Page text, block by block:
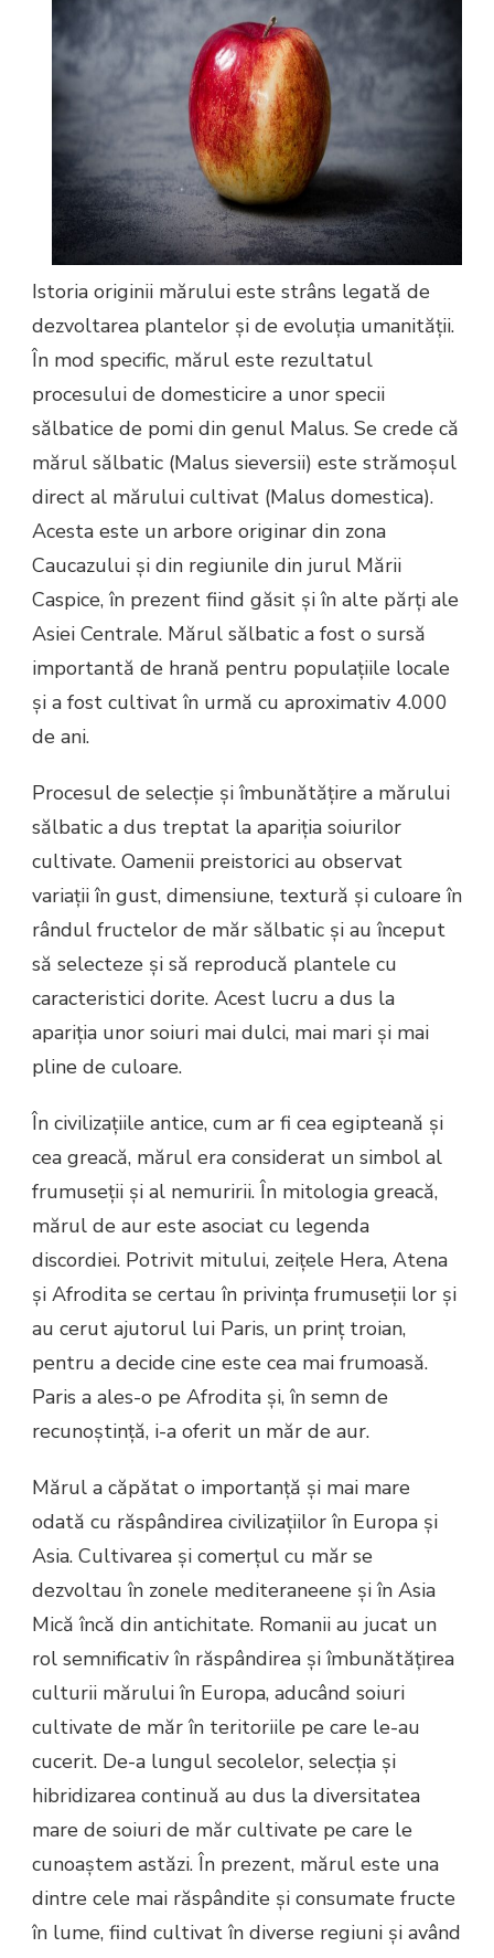
Istoria originii mărului este strâns legată de
dezvoltarea plantelor și de evoluția umanității.
În mod specific, mărul este rezultatul
procesului de domesticire a unor specii
sălbatice de pomi din genul Malus. Se crede că
mărul sălbatic (Malus sieversii) este strămoșul
direct al mărului cultivat (Malus domestica).
Acesta este un arbore originar din zona
Caucazului și din regiunile din jurul Mării
Caspice, în prezent fiind găsit și în alte părți ale
Asiei Centrale. Mărul sălbatic a fost o sursă
importantă de hrană pentru populațiile locale
și a fost cultivat în urmă cu aproximativ 4.000
de ani.
Procesul de selecție și îmbunătățire a mărului
sălbatic a dus treptat la apariția soiurilor
cultivate. Oamenii preistorici au observat
variații în gust, dimensiune, textură și culoare în
rândul fructelor de măr sălbatic și au început
să selecteze și să reproducă plantele cu
caracteristici dorite. Acest lucru a dus la
apariția unor soiuri mai dulci, mai mari și mai
pline de culoare.
În civilizațiile antice, cum ar fi cea egipteană și
cea greacă, mărul era considerat un simbol al
frumuseții și al nemuririi. În mitologia greacă,
mărul de aur este asociat cu legenda
discordiei. Potrivit mitului, zeițele Hera, Atena
și Afrodita se certau în privința frumuseții lor și
au cerut ajutorul lui Paris, un prinț troian,
pentru a decide cine este cea mai frumoasă.
Paris a ales-o pe Afrodita și, în semn de
recunoștință, i-a oferit un măr de aur.
Mărul a căpătat o importanță și mai mare
odată cu răspândirea civilizațiilor în Europa și
Asia. Cultivarea și comerțul cu măr se
dezvoltau în zonele mediteraneene și în Asia
Mică încă din antichitate. Romanii au jucat un
rol semnificativ în răspândirea și îmbunătățirea
culturii mărului în Europa, aducând soiuri
cultivate de măr în teritoriile pe care le-au
cucerit. De-a lungul secolelor, selecția și
hibridizarea continuă au dus la diversitatea
mare de soiuri de măr cultivate pe care le
cunoaștem astăzi. În prezent, mărul este una
dintre cele mai răspândite și consumate fructe
în lume, fiind cultivat în diverse regiuni și având